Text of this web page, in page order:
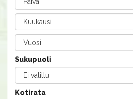
Sukupuoli
Kotirata